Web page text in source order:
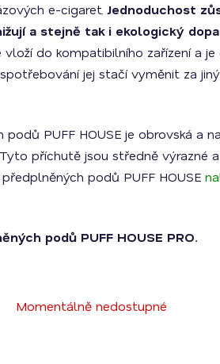
e-cigaret.Jednoduchost
a stejně tak i ekologický
do kompatibilního zařízení a je
jej stačí vyměnit za
PUFF HOUSE je obrovská a
příchutě jsou středně výrazné
podů PUFF HOUSE
podů PUFF HOUSE PRO.
Momentálně nedostupné